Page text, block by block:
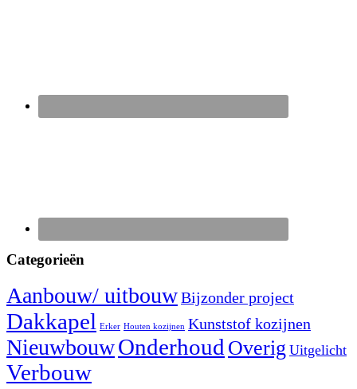
Categorieën
Aanbouw/ uitbouwBijzonder project
Dakkapel Erker Houten kozijnen Kunststof kozijnen
NieuwbouwOnderhoud Overig Uitgelicht
Verbouw